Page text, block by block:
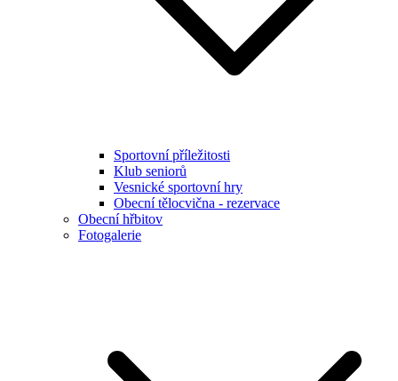
Sportovní příležitosti
Klub seniorů
Vesnické sportovní hry
Obecní tělocvična - rezervace
Obecní hřbitov
Fotogalerie